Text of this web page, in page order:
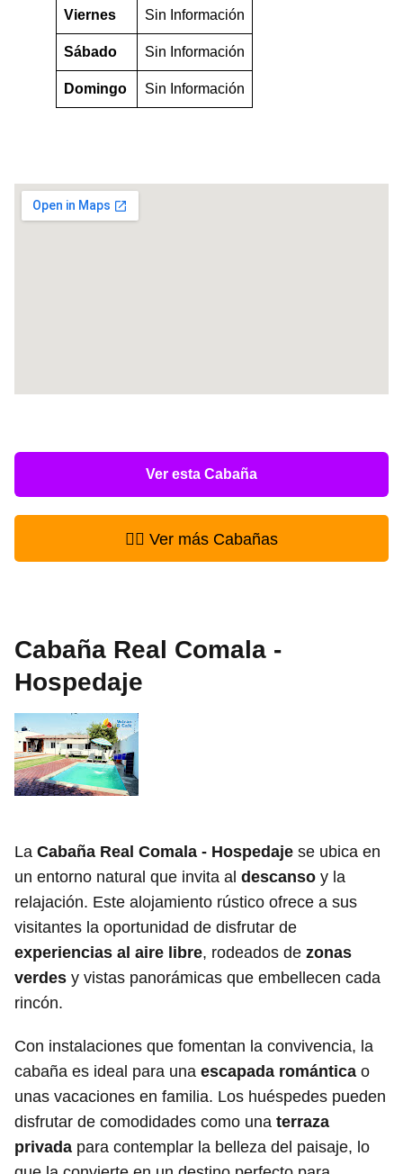
Viernes Sin Información
Sábado Sin Información
Domingo Sin Información
Ver esta Cabaña
👉🏻 Ver más Cabañas
Cabaña Real Comala -
Hospedaje
La Cabaña Real Comala - Hospedaje se ubica en
un entorno natural que invita al descanso y la
relajación. Este alojamiento rústico ofrece a sus
visitantes la oportunidad de disfrutar de
experiencias al aire libre, rodeados de zonas
verdes y vistas panorámicas que embellecen cada
rincón.
Con instalaciones que fomentan la convivencia, la
cabaña es ideal para una escapada romántica o
unas vacaciones en familia. Los huéspedes pueden
disfrutar de comodidades como una terraza
privada para contemplar la belleza del paisaje, lo